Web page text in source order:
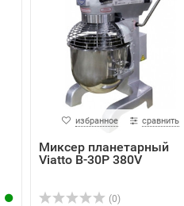
избранное сравнить
Миксер планетарный
Viatto B-30P 380V
(0)